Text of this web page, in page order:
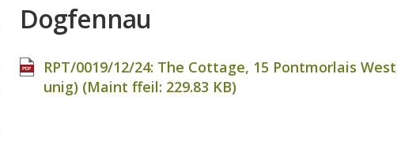
Dogfennau
RPT/0019/12/24: The Cottage, 15 Pontmorlais
unig) (Maint ffeil: 229.83 KB)